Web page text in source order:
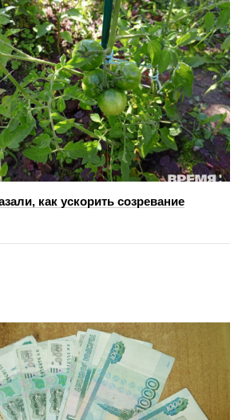
как ускорить созревание